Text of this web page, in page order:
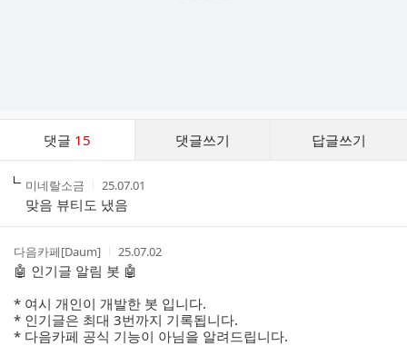
댓글 15 댓글쓰기 답글쓰기
스
작
성
자
미네랄소금
작
성
시
간
25.07.01
맞음 뷰티도 냈음
작
성
자
다음카페[Daum]
작
성
시
간
25.07.02
🤖 인기글 알림 봇 🤖
* 여시 개인이 개발한 봇 입니다.
* 인기글은 최대 3번까지 기록됩니다.
* 다음카페 공식 기능이 아님을 알려드립니다.